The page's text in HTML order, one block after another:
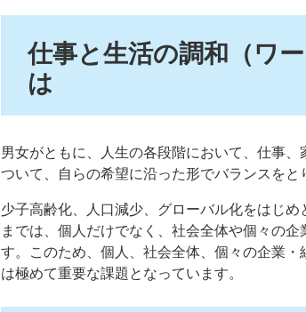
仕事と生活の調和（ワ
は
男女がともに、人生の各段階において、仕事
ついて、自らの希望に沿った形でバランスをと
少子高齢化、人口減少、グローバル化をはじ
までは、個人だけでなく、社会全体や個々の
す。このため、個人、社会全体、個々の企業
は極めて重要な課題となっています。